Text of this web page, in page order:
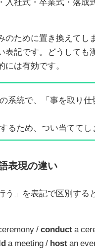
入社式・卒業式・落
のために置き換えてし
記です。どうしても
には有効です。
系統で、「事を取り
るため、つい当ててし
表現の違い
」を表記で区別する
/ conduct a
a meeting / host an